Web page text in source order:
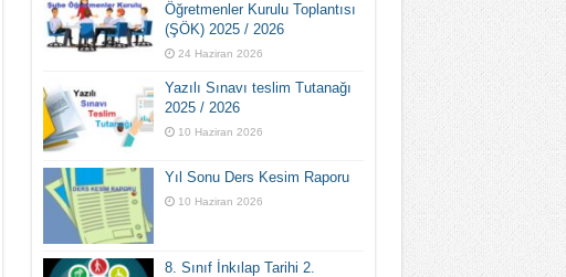
Öğretmenler Kurulu Toplantısı
(ŞÖK) 2025 / 2026
24 Haziran 2026
Yazılı Sınavı teslim Tutanağı
2025 / 2026
10 Haziran 2026
Yıl Sonu Ders Kesim Raporu
10 Haziran 2026
8. Sınıf İnkılap Tarihi 2.